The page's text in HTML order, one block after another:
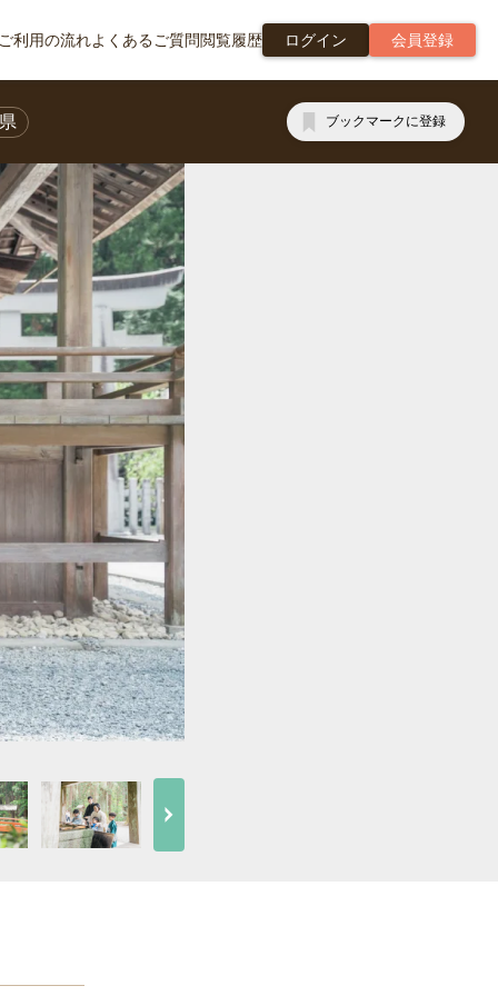
ご利用の流れよくあるご質問閲覧履歴 ログイン 会員登録
ブックマークに登録